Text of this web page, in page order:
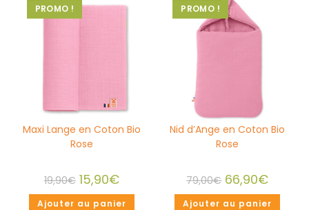
PROMO !
Maxi Lange en Coton Bio
Rose
19,90€ 15,90€
Ajouter au panier
PROMO !
Nid d’Ange en Coton Bio
Rose
79,00€ 66,90€
Ajouter au panier